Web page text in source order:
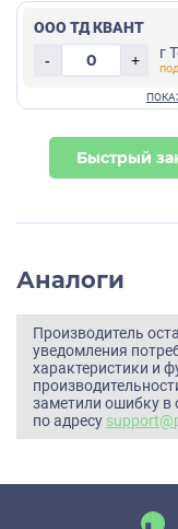
ООО ТД КВАНТ
-
+ г
Быстрый
Аналоги
Производитель
уведомления
характеристики и
заметили ошибку в
по адресу